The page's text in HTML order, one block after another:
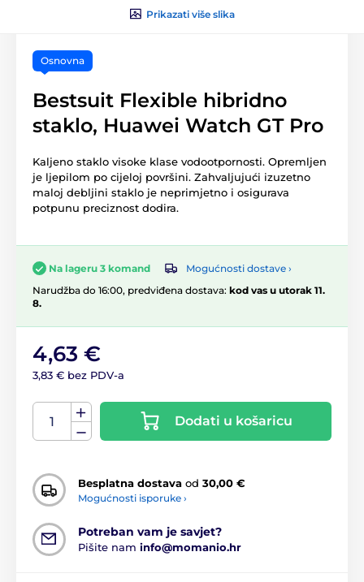
Prikazati više slika
Osnovna
Bestsuit Flexible hibridno
staklo, Huawei Watch GT Pro
Kaljeno staklo visoke klase vodootpornosti. Opremljen
je ljepilom po cijeloj površini. Zahvaljujući izuzetno
maloj debljini staklo je neprimjetno i osigurava
potpunu preciznost dodira.
Na lageru 3 komand
Mogućnosti dostave ›
Narudžba do 16:00, predviđena dostava: kod vas u utorak 11.
8.
4,63 €
3,83 € bez PDV-a
Dodati u košaricu
Besplatna dostava od 30,00 €
Mogućnosti isporuke ›
Potreban vam je savjet?
Pišite nam info@momanio.hr